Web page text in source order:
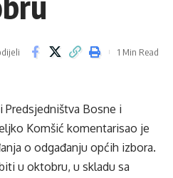
1 Min Read
Predsjedništva Bosne i
Komšić komentarisao je
o odgađanju općih izbora.
u oktobru, u skladu sa